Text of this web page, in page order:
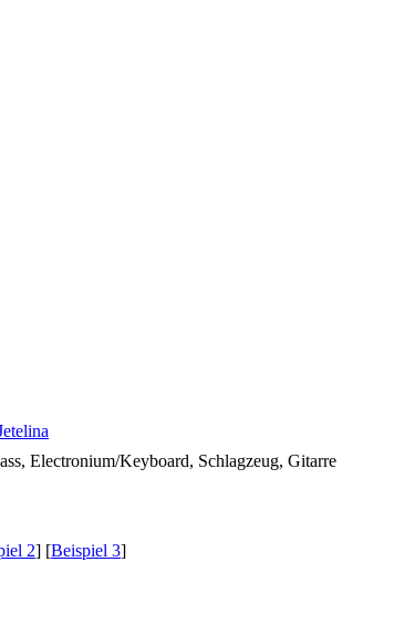
Electronium/Keyboard, Schlagzeug, Gitarre
2] [Beispiel 3]